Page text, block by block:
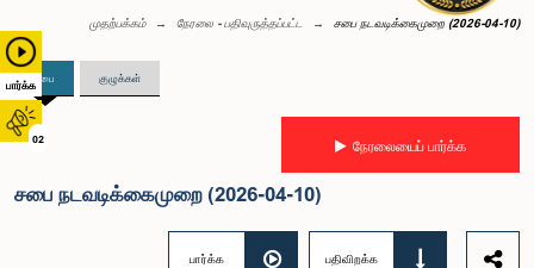
பார்க்க
02
முதற்பக்கம் நேரலை - பதிவுருத்தப்பட்ட சபை நடவடிக்கைமுறை (2026-04-10)
சபை குழுக்கள்
நேரலையைப் பார்க்க
சபை நடவடிக்கைமுறை (2026-04-10)
பார்க்க பதிவிறக்க